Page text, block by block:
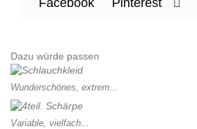
Facebook Pinterest
Dazu würde passen
Wunderschönes, extrem...
Variable, vielfach...